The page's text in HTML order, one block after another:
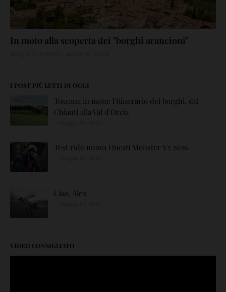
In moto alla scoperta dei "borghi arancioni"
I POST PIÙ LETTI DI OGGI
Toscana in moto: l'itinerario dei borghi, dal
Chianti alla Val d'Orcia
Test ride nuova Ducati Monster V2 2026
Ciao, Alex
VIDEO CONSIGLIATO